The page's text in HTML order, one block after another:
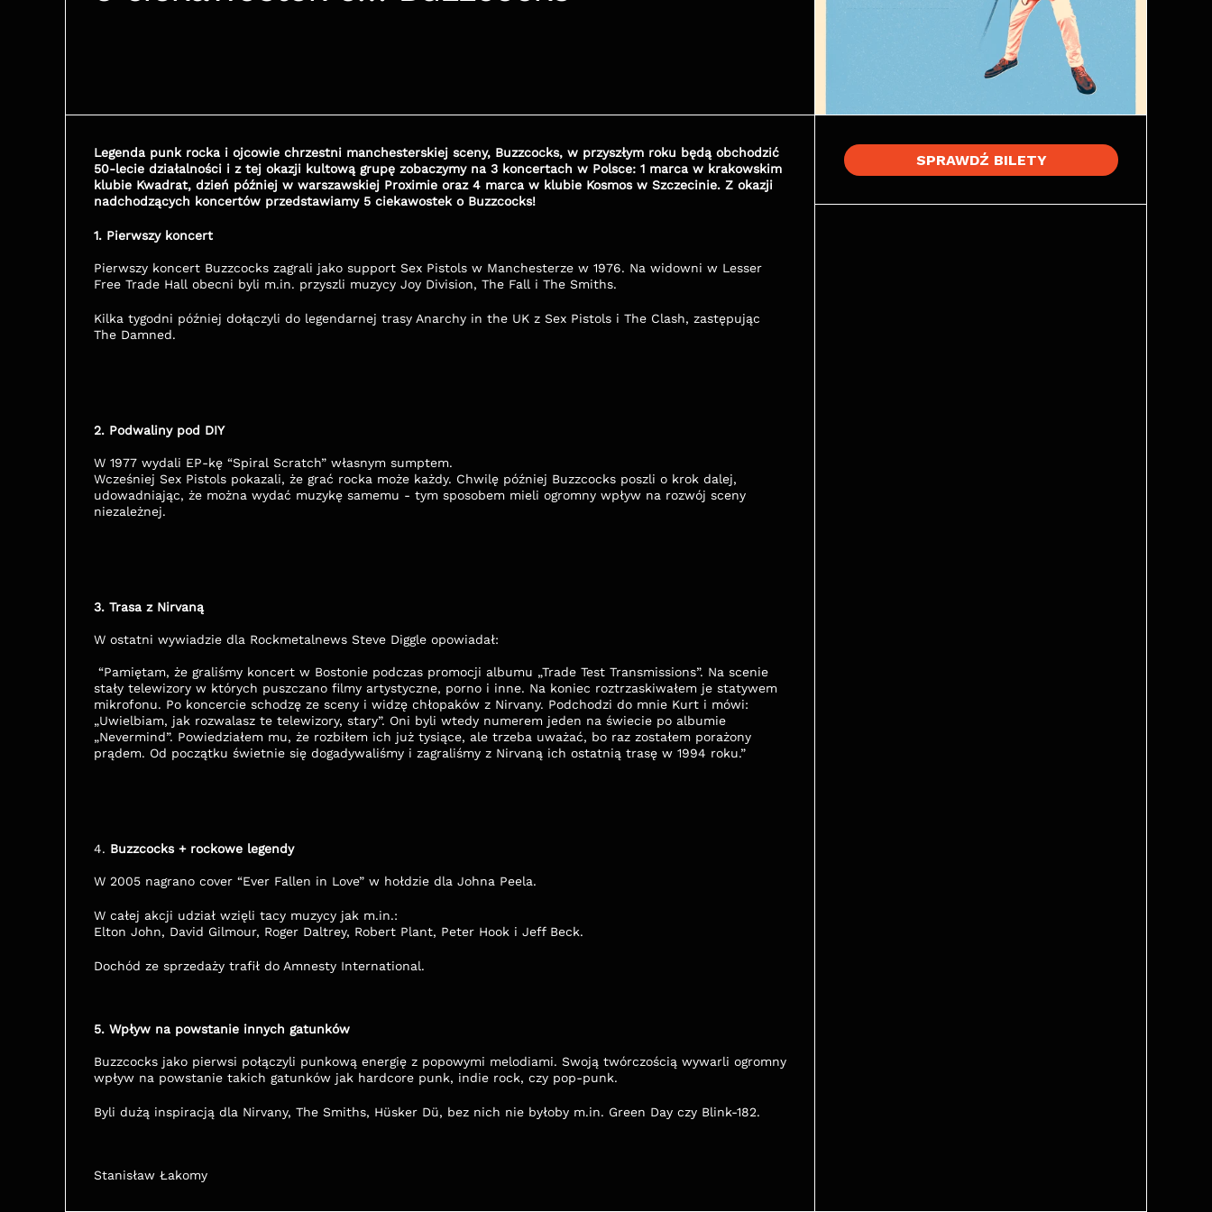
Legenda punk rocka i ojcowie chrzestni manchesterskiej sceny, Buzzcocks, w przyszłym roku będą obchodzić
50-lecie działalności i z tej okazji kultową grupę zobaczymy na 3 koncertach w Polsce: 1 marca w krakowskim
klubie Kwadrat, dzień później w warszawskiej Proximie oraz 4 marca w klubie Kosmos w Szczecinie. Z okazji
nadchodzących koncertów przedstawiamy 5 ciekawostek o Buzzcocks!
1. Pierwszy koncert
Pierwszy koncert Buzzcocks zagrali jako support Sex Pistols w Manchesterze w 1976. Na widowni w Lesser
Free Trade Hall obecni byli m.in. przyszli muzycy Joy Division, The Fall i The Smiths.
Kilka tygodni później dołączyli do legendarnej trasy Anarchy in the UK z Sex Pistols i The Clash, zastępując
The Damned.
2. Podwaliny pod DIY
W 1977 wydali EP-kę “Spiral Scratch” własnym sumptem.
Wcześniej Sex Pistols pokazali, że grać rocka może każdy. Chwilę później Buzzcocks poszli o krok dalej,
udowadniając, że można wydać muzykę samemu - tym sposobem mieli ogromny wpływ na rozwój sceny
niezależnej.
3. Trasa z Nirvaną
W ostatni wywiadzie dla Rockmetalnews Steve Diggle opowiadał:
stały telewizory w których puszczano filmy artystyczne, porno i inne. Na koniec roztrzaskiwałem je statywem
mikrofonu. Po koncercie schodzę ze sceny i widzę chłopaków z Nirvany. Podchodzi do mnie Kurt i mówi:
„Uwielbiam, jak rozwalasz te telewizory, stary”. Oni byli wtedy numerem jeden na świecie po albumie
„Nevermind”. Powiedziałem mu, że rozbiłem ich już tysiące, ale trzeba uważać, bo raz zostałem porażony
prądem. Od początku świetnie się dogadywaliśmy i zagraliśmy z Nirvaną ich ostatnią trasę w 1994 roku.”
4. Buzzcocks + rockowe legendy
W 2005 nagrano cover “Ever Fallen in Love” w hołdzie dla Johna Peela.
W całej akcji udział wzięli tacy muzycy jak m.in.:
Elton John, David Gilmour, Roger Daltrey, Robert Plant, Peter Hook i Jeff Beck.
Dochód ze sprzedaży trafił do Amnesty International.
5. Wpływ na powstanie innych gatunków
Buzzcocks jako pierwsi połączyli punkową energię z popowymi melodiami. Swoją twórczością wywarli ogromny
wpływ na powstanie takich gatunków jak hardcore punk, indie rock, czy pop-punk.
Byli dużą inspiracją dla Nirvany, The Smiths, Hüsker Dü, bez nich nie byłoby m.in. Green Day czy Blink-182.
Stanisław Łakomy
SPRAWDŹ BILETY